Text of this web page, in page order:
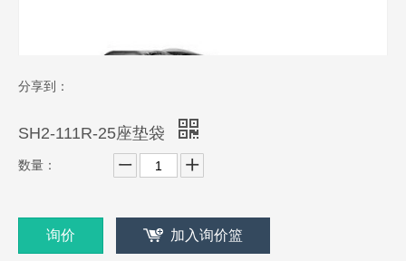
分享到：
SH2-111R-25座垫袋
数量：
询价 加入询价篮